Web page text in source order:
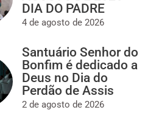
DIA DO PADRE
4 de agosto de 2026
Santuário Senhor do
Bonfim é dedicado a
Deus no Dia do
Perdão de Assis
2 de agosto de 2026